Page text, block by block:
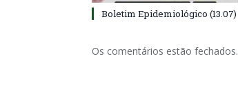
Boletim Epidemiológico (13.07)
Os comentários estão fechados.